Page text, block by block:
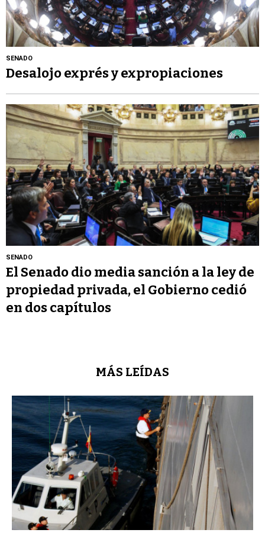
SENADO
Desalojo exprés y expropiaciones
SENADO
El Senado dio media sanción a la ley de
propiedad privada, el Gobierno cedió
en dos capítulos
MÁS LEÍDAS